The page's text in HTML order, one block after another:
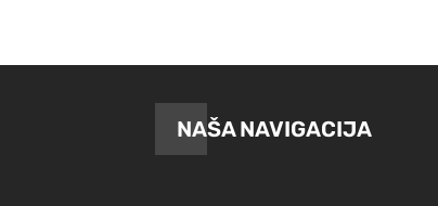
NAŠA NAVIGACIJA